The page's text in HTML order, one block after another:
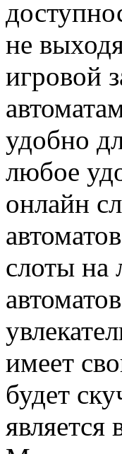
не
игровой
удобно
любое
онлайн
слоты на
имеет
будет